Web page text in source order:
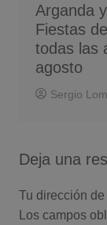
Arganda
Fiestas
todas las
agosto
Sergio
Deja una
Tu dirección
Los campos